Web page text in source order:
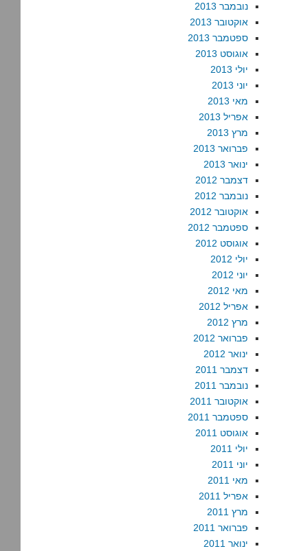
נובמבר 2013
אוקטובר 2013
ספטמבר 2013
אוגוסט 2013
יולי 2013
יוני 2013
מאי 2013
אפריל 2013
מרץ 2013
פברואר 2013
ינואר 2013
דצמבר 2012
נובמבר 2012
אוקטובר 2012
ספטמבר 2012
אוגוסט 2012
יולי 2012
יוני 2012
מאי 2012
אפריל 2012
מרץ 2012
פברואר 2012
ינואר 2012
דצמבר 2011
נובמבר 2011
אוקטובר 2011
ספטמבר 2011
אוגוסט 2011
יולי 2011
יוני 2011
מאי 2011
אפריל 2011
מרץ 2011
פברואר 2011
ינואר 2011